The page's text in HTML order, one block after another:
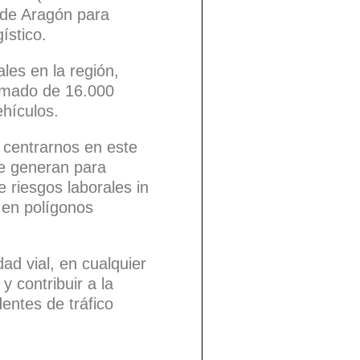
Aragón para
en la región,
de 16.000
en este
generan para
riesgos laborales in
polígonos
vial, en cualquier
contribuir a la
de tráfico